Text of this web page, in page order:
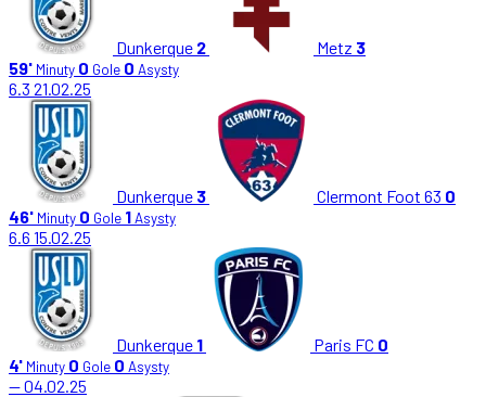
Dunkerque 2 Metz 3
59' Minuty 0 Gole 0 Asysty
6.3 21.02.25
Dunkerque 3 Clermont Foot 63 0
46' Minuty 0 Gole 1Asysty
6.6 15.02.25
Dunkerque 1 Paris FC 0
4' Minuty 0 Gole 0 Asysty
—04.02.25